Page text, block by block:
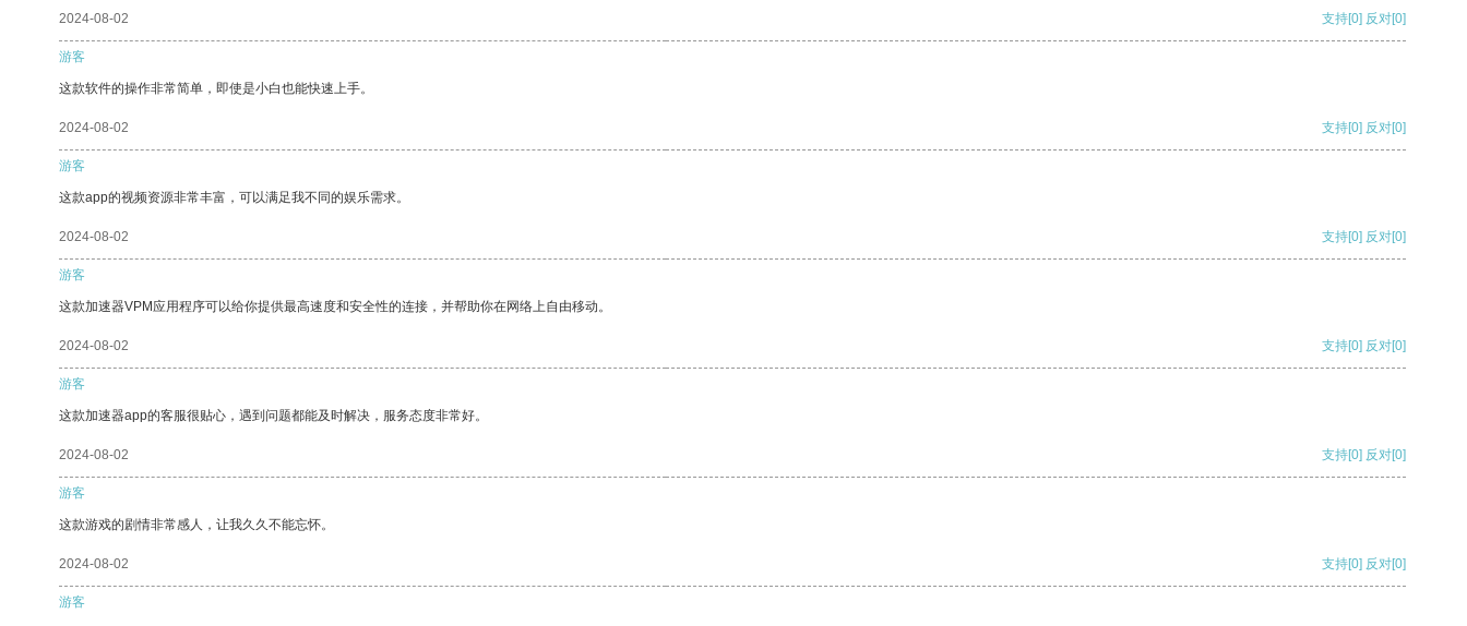
2024-08-02 支持[0] 反对[0]
游客
这款软件的操作非常简单，即使是小白也能快速上手。
2024-08-02 支持[0] 反对[0]
游客
这款app的视频资源非常丰富，可以满足我不同的娱乐需求。
2024-08-02 支持[0] 反对[0]
游客
这款加速器VPM应用程序可以给你提供最高速度和安全性的连接，并帮助你在网络上自由移动。
2024-08-02 支持[0] 反对[0]
游客
这款加速器app的客服很贴心，遇到问题都能及时解决，服务态度非常好。
2024-08-02 支持[0] 反对[0]
游客
这款游戏的剧情非常感人，让我久久不能忘怀。
2024-08-02 支持[0] 反对[0]
游客